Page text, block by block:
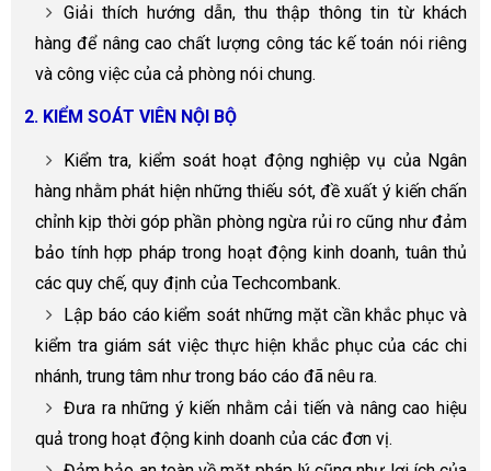
Giải thích hướng dẫn, thu thập thông tin từ khách
hàng để nâng cao chất lượng công tác kế toán nói riêng
và công việc của cả phòng nói chung.
2. KIỂM SOÁT VIÊN NỘI BỘ
Kiểm tra, kiểm soát hoạt động nghiệp vụ của Ngân
hàng nhằm phát hiện những thiếu sót, đề xuất ý kiến chấn
chỉnh kịp thời góp phần phòng ngừa rủi ro cũng như đảm
bảo tính hợp pháp trong hoạt động kinh doanh, tuân thủ
các quy chế, quy định của Techcombank.
Lập báo cáo kiểm soát những mặt cần khắc phục và
kiểm tra giám sát việc thực hiện khắc phục của các chi
nhánh, trung tâm như trong báo cáo đã nêu ra.
Đưa ra những ý kiến nhằm cải tiến và nâng cao hiệu
quả trong hoạt động kinh doanh của các đơn vị.